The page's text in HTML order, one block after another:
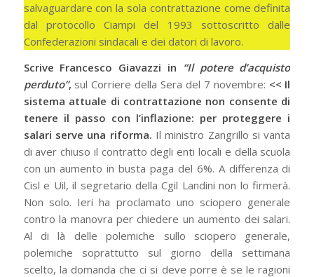
salvaguardare con la sola contrattazione come definita
dal protocollo Ciampi del 1993 sottoscritto dalle
Confederazioni sindacali e dei datori di lavoro.
Scrive Francesco Giavazzi in “Il potere d’acquisto
perduto”, sul Corriere della Sera del 7 novembre: << Il
sistema attuale di contrattazione non consente di
tenere il passo con l’inflazione: per proteggere i
salari serve una riforma. Il ministro Zangrillo si vanta
di aver chiuso il contratto degli enti locali e della scuola
con un aumento in busta paga del 6%. A differenza di
Cisl e Uil, il segretario della Cgil Landini non lo firmerà.
Non solo. Ieri ha proclamato uno sciopero generale
contro la manovra per chiedere un aumento dei salari.
Al di là delle polemiche sullo sciopero generale,
polemiche soprattutto sul giorno della settimana
scelto, la domanda che ci si deve porre è se le ragioni